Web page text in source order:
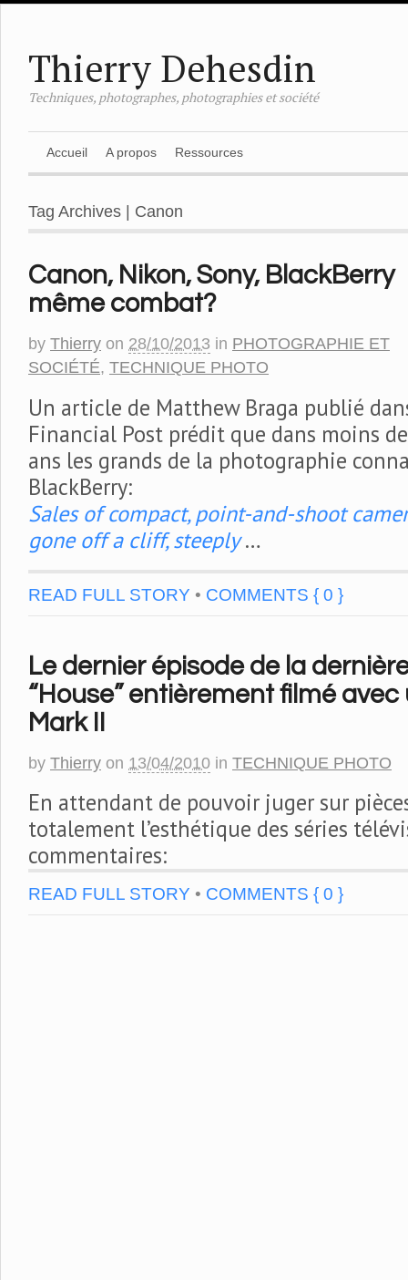
Thierry Dehesdin
Techniques, photographes, photographies et société
Accueil A propos Ressources
Tag Archives | Canon
Canon, Nikon, Sony, BlackBerry
même combat?
by Thierry on 28/10/2013 in PHOTOGRAPHIE ET
SOCIÉTÉ, TECHNIQUE PHOTO
Un article de Matthew Braga publié
Financial Post prédit que dans moins
ans les grands de la photographie
BlackBerry:
Sales of compact, point-and-shoot
gone off a cliff, steeply…
READ FULL STORY • COMMENTS { 0 }
Le dernier épisode de la
“House” entièrement filmé avec
Mark II
by Thierry on 13/04/2010 in TECHNIQUE PHOTO
En attendant de pouvoir juger sur
totalement l’esthétique des séries
commentaires:
READ FULL STORY • COMMENTS { 0 }